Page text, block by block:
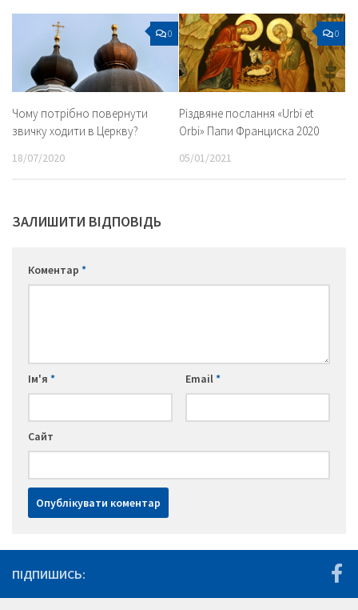
0
Чому потрібно повернути
звичку ходити в Церкву?
18/07/2020
0
Різдвяне послання «Urbi et
Orbi» Папи Франциска 2020
05/01/2021
ЗАЛИШИТИ ВІДПОВІДЬ
Коментар *
Ім'я * Email*
Сайт
ПІДПИШИСЬ: